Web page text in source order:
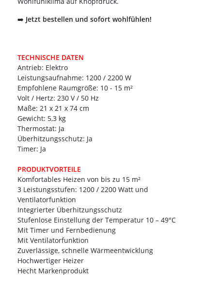
➡️ Jetzt bestellen und sofort wohlfühlen!
TECHNISCHE DATEN
Antrieb: Elektro
Leistungsaufnahme: 1200 / 2200 W
Empfohlene Raumgröße: 10 - 15 m²
Volt / Hertz: 230 V / 50 Hz
Maße: 21 x 21 x 74 cm
Gewicht: 5,3 kg
Thermostat: Ja
Überhitzungsschutz: Ja
Timer: Ja
PRODUKTVORTEILE
Komfortables Heizen von bis zu 15 m²
3 Leistungsstufen: 1200 / 2200 Watt und
Ventilatorfunktion
Integrierter Überhitzungsschutz
Stufenlose Einstellung der Temperatur 10 – 49°C
Mit Timer und Fernbedienung
Mit Ventilatorfunktion
Zuverlässige, schnelle Wärmeentwicklung
Hochwertiger Heizer
Hecht Markenprodukt